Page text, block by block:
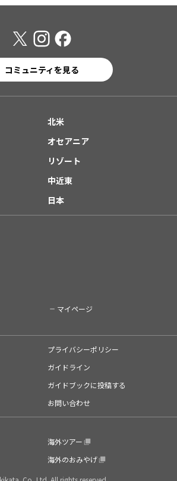
コミュニティを見る
北米
オセアニア
リゾート
中近東
日本
マイページ
プライバシーポリシー
ガイドライン
ガイドブックに投稿する
お問い合わせ
海外ツアー
海外のおみやげ